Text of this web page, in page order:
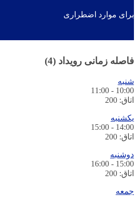
موارد اضطراری
زمانی رویداد (4)
-
11:00
200
-
15:00
200
-
16:00
200